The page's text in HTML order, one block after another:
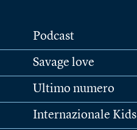
Podcast
Savage love
Ultimo numero
Internazionale Kids